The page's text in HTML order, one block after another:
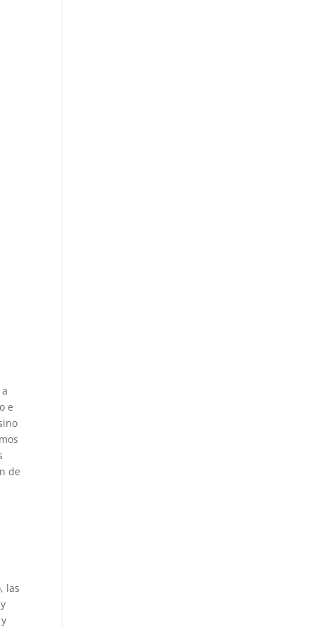
e
de
las